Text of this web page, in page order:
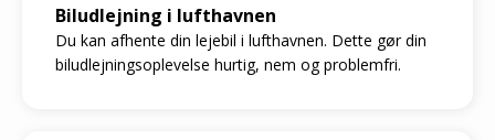
Biludlejning i lufthavnen
Du kan afhente din lejebil i lufthavnen. Dette gør din
biludlejningsoplevelse hurtig, nem og problemfri.